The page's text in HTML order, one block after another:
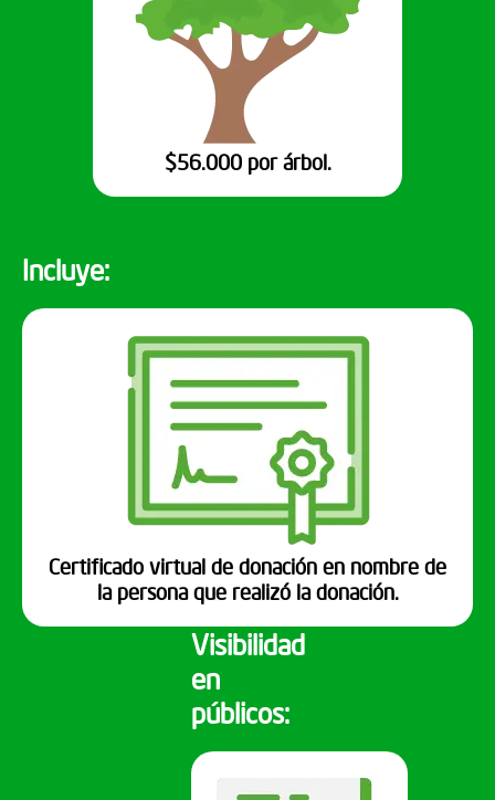
$56.000 por árbol.
Incluye:
Certificado virtual de donación en nombre de
la persona que realizó la donación.
Visibilidad
en
públicos: